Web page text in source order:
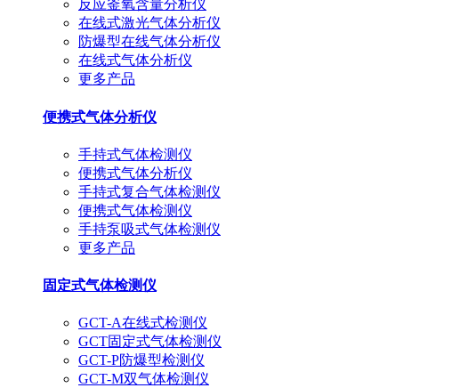
反应釜氧含量分析仪
在线式激光气体分析仪
防爆型在线气体分析仪
在线式气体分析仪
更多产品
便携式气体分析仪
手持式气体检测仪
便携式气体分析仪
手持式复合气体检测仪
便携式气体检测仪
手持泵吸式气体检测仪
更多产品
固定式气体检测仪
GCT-A在线式检测仪
GCT固定式气体检测仪
GCT-P防爆型检测仪
GCT-M双气体检测仪